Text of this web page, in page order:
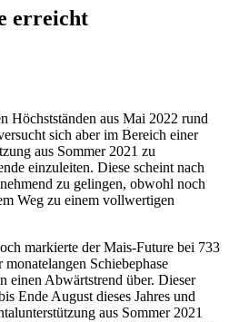
erreicht
Höchstständen aus Mai 2022 rund
sich aber im Bereich einer
aus Sommer 2021 zu
einzuleiten. Diese scheint nach
zu gelingen, obwohl noch
Weg zu einem vollwertigen
markierte der Mais-Future bei 733
Schiebephase
einen Abwärtstrend über. Dieser
Ende August dieses Jahres und
aus Sommer 2021